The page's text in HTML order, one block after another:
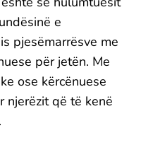
e
pjesëmarrësve me
për jetën. Me
ose kërcënuese
njerëzit që të kenë